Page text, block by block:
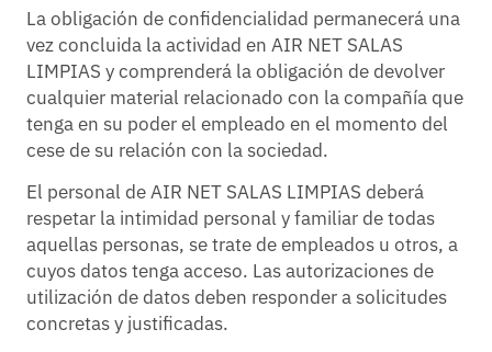
La obligación de confidencialidad permanecerá una
vez concluida la actividad en AIR NET SALAS
LIMPIAS y comprenderá la obligación de devolver
cualquier material relacionado con la compañía que
tenga en su poder el empleado en el momento del
cese de su relación con la sociedad.
El personal de AIR NET SALAS LIMPIAS deberá
respetar la intimidad personal y familiar de todas
aquellas personas, se trate de empleados u otros, a
cuyos datos tenga acceso. Las autorizaciones de
utilización de datos deben responder a solicitudes
concretas y justificadas.